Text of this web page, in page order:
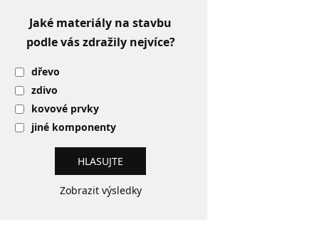
Jaké materiály na stavbu
podle vás zdražily nejvíce?
dřevo
zdivo
kovové prvky
jiné komponenty
Zobrazit výsledky